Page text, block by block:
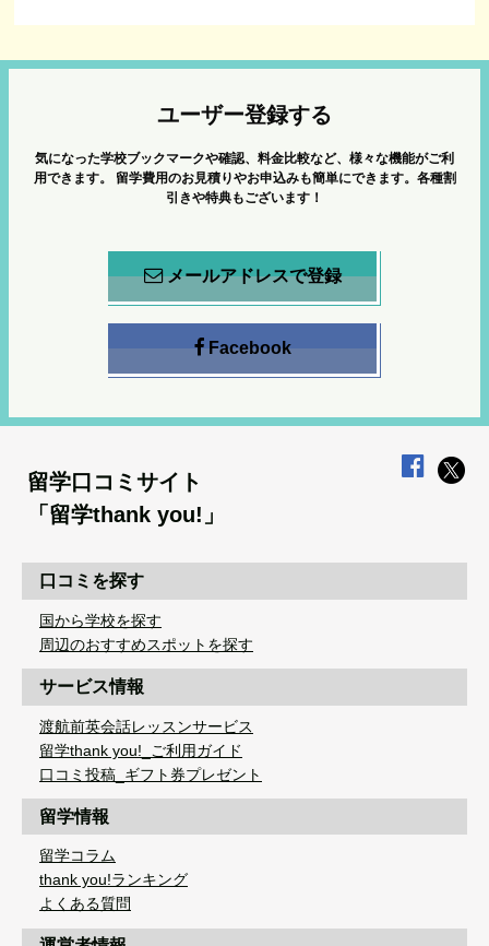
ユーザー登録する
気になった学校ブックマークや確認、料金比較など、様々な機能がご利
用できます。
留学費用のお見積りやお申込みも簡単にできます。各種割
引きや特典もございます！
メールアドレスで登録
Facebook
留学口コミサイト
「留学thank you!」
口コミを探す
国から学校を探す
周辺のおすすめスポットを探す
サービス情報
渡航前英会話レッスンサービス
留学thank you!_ご利用ガイド
口コミ投稿_ギフト券プレゼント
留学情報
留学コラム
thank you!ランキング
よくある質問